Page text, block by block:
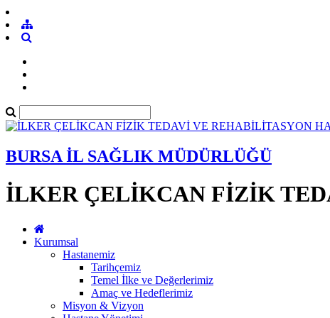
BURSA İL SAĞLIK MÜDÜRLÜĞÜ
İLKER ÇELİKCAN FİZİK
Kurumsal
Hastanemiz
Tarihçemiz
Temel İlke ve Değerlerimiz
Amaç ve Hedeflerimiz
Misyon & Vizyon